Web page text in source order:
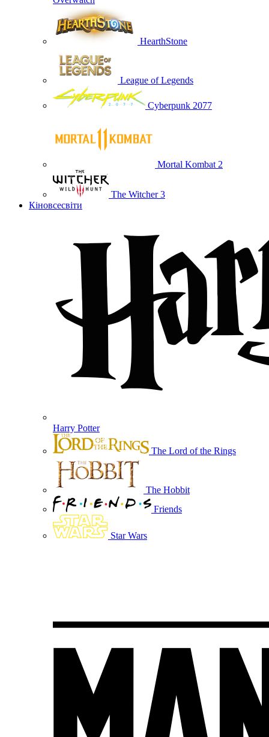
HearthStone
League of Legends
Cyberpunk 2077
Mortal Kombat 2
The Witcher 3
Кіновсесвіти
Harry Potter
The Lord of the Rings
The Hobbit
Friends
Star Wars